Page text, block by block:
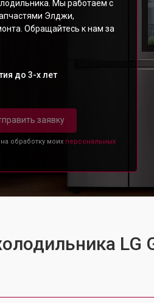
Мы работаем с
Элджи,
Обращайтесь к нам за
до 3-х лет
заявку
обработку моих персональных
LG